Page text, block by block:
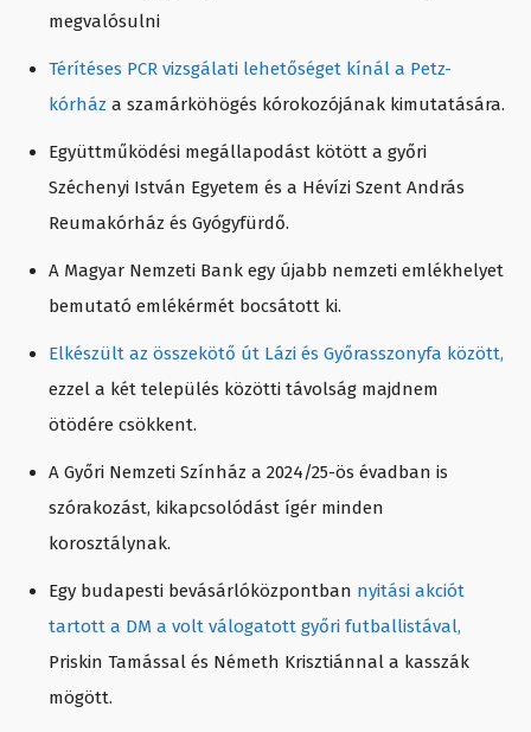
megvalósulni
Térítéses PCR vizsgálati lehetőséget kínál a Petz-
kórház a szamárköhögés kórokozójának kimutatására.
Együttműködési megállapodást kötött a győri
Széchenyi István Egyetem és a Hévízi Szent András
Reumakórház és Gyógyfürdő.
A Magyar Nemzeti Bank egy újabb nemzeti emlékhelyet
bemutató emlékérmét bocsátott ki.
Elkészült az összekötő út Lázi és Győrasszonyfa között,
ezzel a két település közötti távolság majdnem
ötödére csökkent.
A Győri Nemzeti Színház a 2024/25-ös évadban is
szórakozást, kikapcsolódást ígér minden
korosztálynak.
Egy budapesti bevásárlóközpontban nyitási akciót
tartott a DM a volt válogatott győri futballistával,
Priskin Tamással és Németh Krisztiánnal a kasszák
mögött.